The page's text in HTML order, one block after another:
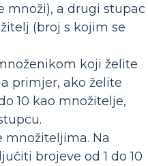
množi), a drugi stupac
(broj s kojim se
koji želite
primjer, ako želite
10 kao množitelje,
množiteljima. Na
brojeve od 1 do 10